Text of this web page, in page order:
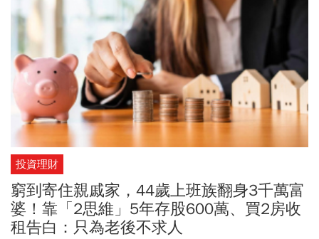
投資理財
窮到寄住親戚家，44歲上班族翻身3千萬富
婆！靠「2思維」5年存股600萬、買2房收
租告白：只為老後不求人